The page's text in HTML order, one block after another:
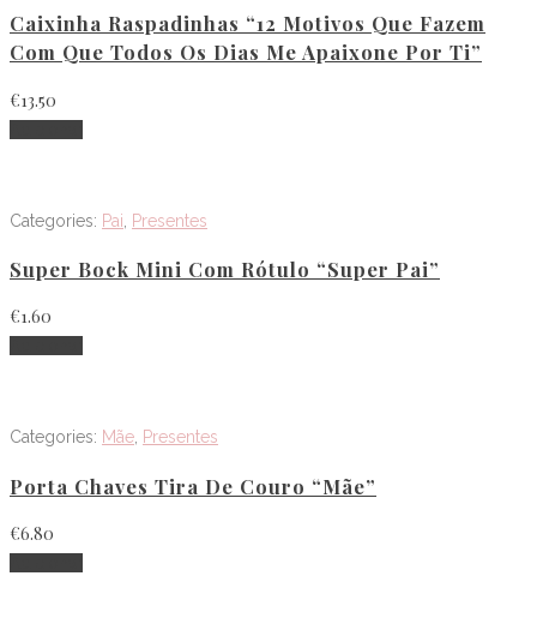
Caixinha Raspadinhas “12 Motivos Que Fazem
Com Que Todos Os Dias Me Apaixone Por Ti”
€13.50
Categories: Pai Presentes
Super Bock Mini Com Rótulo “Super Pai”
€1.60
Categories: Mãe, Presentes
Porta Chaves Tira De Couro “Mãe”
€6.80